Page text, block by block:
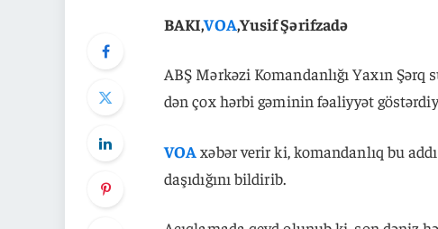
BAKI,VOA,Yusif Şərifzadə
ABŞ Mərkəzi Komandanlığı Yaxın
dən çox hərbi gəminin fəaliyyət
VOAxəbər verir ki, komandanlıq bu
daşıdığını bildirib.